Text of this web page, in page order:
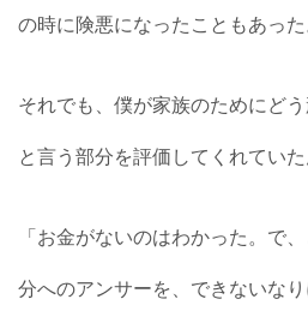
の時に険悪になったこともあった
それでも、僕が家族のためにど
と言う部分を評価してくれていた
「お金がないのはわかった。で
分へのアンサーを、できないな